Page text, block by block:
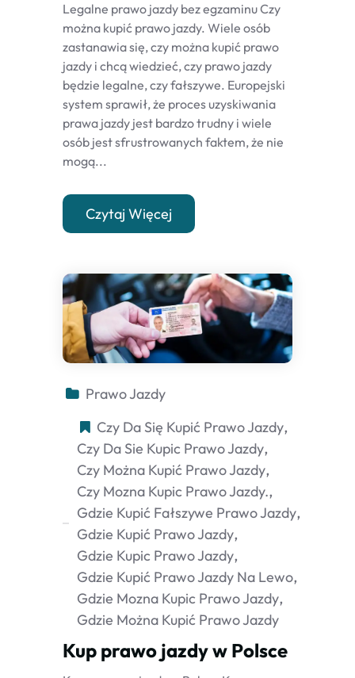
Legalne prawo jazdy bez egzaminu Czy
można kupić prawo jazdy. Wiele osób
zastanawia się, czy można kupić prawo
jazdy i chcą wiedzieć, czy prawo jazdy
będzie legalne, czy fałszywe. Europejski
system sprawił, że proces uzyskiwania
prawa jazdy jest bardzo trudny i wiele
osób jest sfrustrowanych faktem, że nie
mogą...
Czytaj Więcej
Prawo Jazdy
Czy Da Się Kupić Prawo Jazdy
Czy Da Sie Kupic Prawo Jazdy
Czy Można Kupić Prawo Jazdy
Czy Mozna Kupic Prawo Jazdy.
Gdzie Kupić Fałszywe Prawo Jazdy
Gdzie Kupić Prawo Jazdy
Gdzie Kupic Prawo Jazdy
Gdzie Kupić Prawo Jazdy Na Lewo
Gdzie Mozna Kupic Prawo Jazdy
Gdzie Można Kupić Prawo Jazdy
Kup prawo jazdy w Polsce